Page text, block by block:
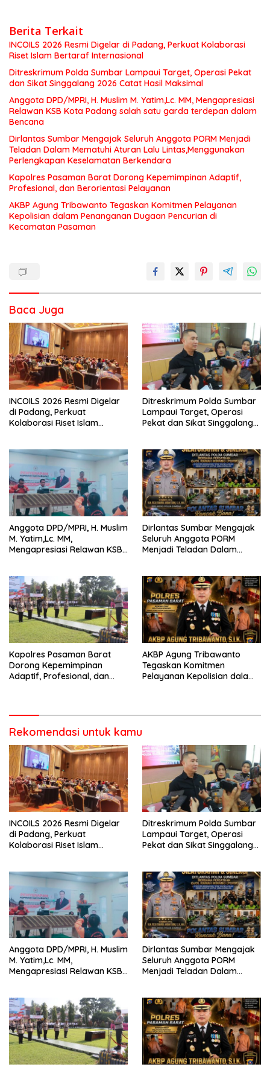
Berita Terkait
INCOILS 2026 Resmi Digelar di Padang, Perkuat Kolaborasi
Riset Islam Bertaraf Internasional
Ditreskrimum Polda Sumbar Lampaui Target, Operasi Pekat
dan Sikat Singgalang 2026 Catat Hasil Maksimal
Anggota DPD/MPRI, H. Muslim M. Yatim,Lc. MM, Mengapresiasi
Relawan KSB Kota Padang salah satu garda terdepan dalam
Bencana
Dirlantas Sumbar Mengajak Seluruh Anggota PORM Menjadi
Teladan Dalam Mematuhi Aturan Lalu Lintas,Menggunakan
Perlengkapan Keselamatan Berkendara
Kapolres Pasaman Barat Dorong Kepemimpinan Adaptif,
Profesional, dan Berorientasi Pelayanan
AKBP Agung Tribawanto Tegaskan Komitmen Pelayanan
Kepolisian dalam Penanganan Dugaan Pencurian di
Kecamatan Pasaman
Baca Juga
INCOILS 2026 Resmi Digelar
di Padang, Perkuat
Kolaborasi Riset Islam
Ditreskrimum Polda Sumbar
Lampaui Target, Operasi
Pekat dan Sikat Singgalang
Anggota DPD/MPRI, H. Muslim
M. Yatim,Lc. MM,
Mengapresiasi Relawan KSB
Bencana
Dirlantas Sumbar Mengajak
Seluruh Anggota PORM
Menjadi Teladan Dalam
Perlengkapan Keselamatan
Berkendara
Kapolres Pasaman Barat
Dorong Kepemimpinan
Adaptif, Profesional, dan
AKBP Agung Tribawanto
Tegaskan Komitmen
Pelayanan Kepolisian dalam
Rekomendasi untuk kamu
INCOILS 2026 Resmi Digelar
di Padang, Perkuat
Kolaborasi Riset Islam
Ditreskrimum Polda Sumbar
Lampaui Target, Operasi
Pekat dan Sikat Singgalang
Anggota DPD/MPRI, H. Muslim
M. Yatim,Lc. MM,
Mengapresiasi Relawan KSB
Bencana
Dirlantas Sumbar Mengajak
Seluruh Anggota PORM
Menjadi Teladan Dalam
Perlengkapan Keselamatan
Berkendara